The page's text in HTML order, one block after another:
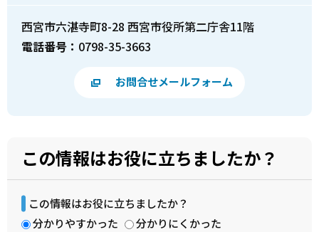
西宮市六湛寺町8-28 西宮市役所第二庁舎11階
電話番号： 0798-35-3663
お問合せメールフォーム
この情報はお役に立ちましたか？
この情報はお役に立ちましたか？
分かりやすかった
分かりにくかった